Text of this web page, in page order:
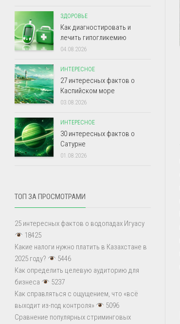
ЗДОРОВЬЕ
Как диагностировать и
лечить гипогликемию
04.08.2026
ИНТЕРЕСНОЕ
27 интересных фактов о
Каспийском море
03.08.2026
ИНТЕРЕСНОЕ
30 интересных фактов о
Сатурне
01.08.2026
ТОП ЗА ПРОСМОТРАМИ
25 интересных фактов о водопадах Игуасу
18425
Какие налоги нужно платить в Казахстане в
2025 году?
5446
Как определить целевую аудиторию для
бизнеса
5237
Как справляться с ощущением, что «всё
выходит из-под контроля»
5096
Сравнение популярных стриминговых